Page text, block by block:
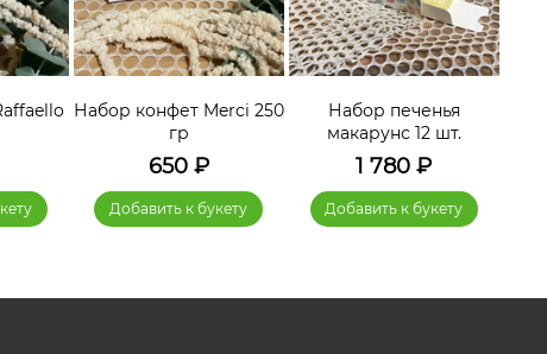
Набор конфет Merci 250
гр
650₽
Добавить к букету
Набор печенья
макарунс 12 шт.
1 780 ₽
Добавить к букету